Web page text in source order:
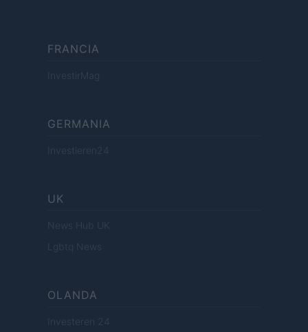
FRANCIA
InvestirMag
GERMANIA
Investieren24
UK
News Hub UK
Lgbtq News
OLANDA
Investeren 24